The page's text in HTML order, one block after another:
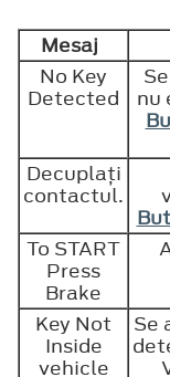
Mesaj
No Key
Detected
nu
Decuplaţi
contactul.
To START
Press
Brake
Key Not
Inside
vehicle
Se